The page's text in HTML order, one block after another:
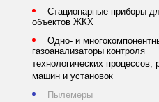
Стационарные приборы
объектов ЖКХ
Одно- и
газоанализаторы контроля
технологических процессов,
машин и установок
Пылемеры